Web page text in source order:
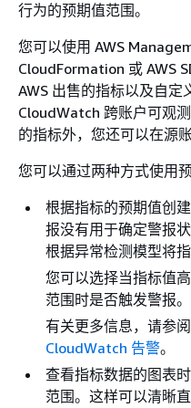
行为的预期值范围。
您可以使用 AWS
CloudFormation 或 AWS
AWS 出售的指标以及自
CloudWatch 跨账户可观
的指标外，您还可以在源
您可以通过两种方式使用预
根据指标的预期值创
报没有用于确定警报
根据异常检测模型将
您可以选择当指标值
范围时是否触发警报。
有关更多信息，请参阅
CloudWatch 告警。
查看指标数据的图表
范围。这样可以清晰